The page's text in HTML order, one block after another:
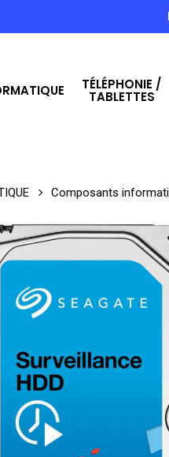
TÉLÉPHONIE /
TABLETTES
Composants